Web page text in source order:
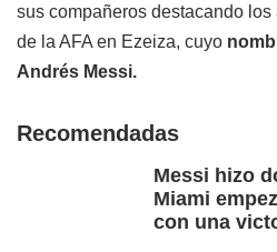
sus compañeros destacando
de la AFA en Ezeiza, cuyo
Andrés Messi.
Recomendadas
Messi hizo
Miami
con una